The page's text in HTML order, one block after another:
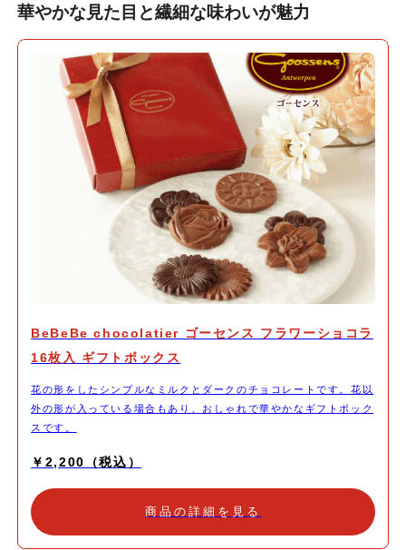
華やかな見た目と繊細な味わいが魅力
BeBeBe chocolatier ゴーセンス フラワーショコラ
16枚入 ギフトボックス
花の形をしたシンプルなミルクとダークのチョコレートです。花以
外の形が入っている場合もあり、おしゃれで華やかなギフトボック
スです。
￥2,200（税込）
商品の詳細を見る